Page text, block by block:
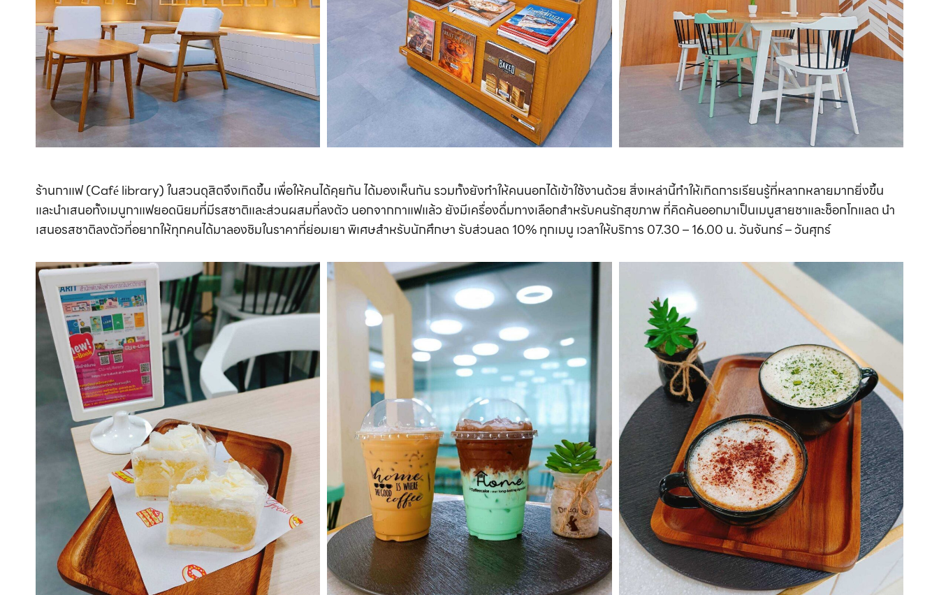
ร้านกาแฟ (Café library) ในสวนดุสิตจึงเกิดขึ้น เพื่อให้คนได้คุยกัน ได้มองเห็นกัน รวมทั้งยังทำให้คนนอกได้เข้าใช้งานด้วย สิ่งเหล่านี้ทำให้เกิดการเรียนรู้ที่หลากหลายมากยิ่งขึ้น
และนำเสนอทั้งเมนูกาแฟยอดนิยมที่มีรสชาติและส่วนผสมที่ลงตัว นอกจากกาแฟแล้ว ยังมีเครื่องดื่มทางเลือกสำหรับคนรักสุขภาพ ที่คิดค้นออกมาเป็นเมนูสายชาและช็อกโกแลต นำ
เสนอรสชาติลงตัวที่อยากให้ทุกคนได้มาลองชิมในราคาที่ย่อมเยา พิเศษสำหรับนักศึกษา รับส่วนลด 10% ทุกเมนู เวลาให้บริการ 07.30 – 16.00 น. วันจันทร์ – วันศุกร์